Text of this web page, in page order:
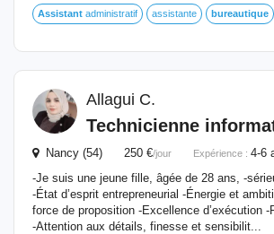
Assistant administratif assistante bureautique
Allagui C.
Technicienne
Nancy (54) 250 €/jour Expérience : 4-6
-Je suis une jeune fille, âgée de 28 ans, -
-État d’esprit entrepreneurial -Énergie et
force de proposition -Excellence d’exécution
-Attention aux détails, finesse et sensibilit...